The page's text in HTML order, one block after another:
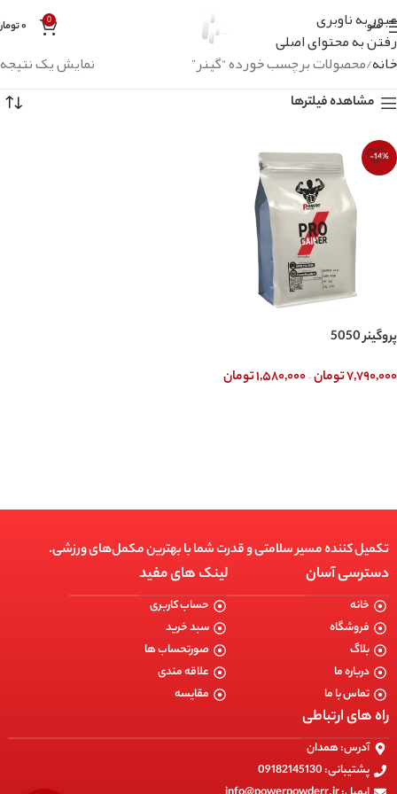
عبور به ناوبری
رفتن به محتوای اصلی
منو 0 ۰
خانه محصولات برچسب خورده “گینر” نمایش یک نتیجه
مشاهده فیلترها
-14%
پروگینر 5050
۷,۷۹۰,۰۰۰تومان–۱,۵۸۰,۰۰۰تومان
تکمیل کننده مسیر سلامتی و قدرت شما با بهترین مکمل‌های ورزشی.
دسترسی آسان
خانه
فروشگاه
بلاگ
درباره ما
تماس با ما
لینک های مفید
حساب کاربری
سبد خرید
صورتحساب ها
علاقه مندی
مقایسه
راه های ارتباطی
آدرس: همدان
پشتیبانی: 09182145130